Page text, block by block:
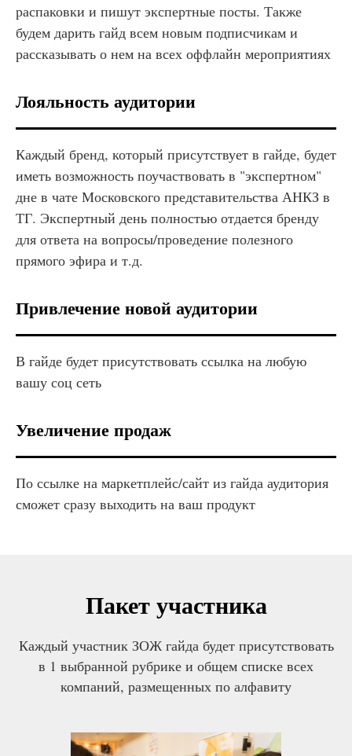
распаковки и пишут экспертные посты. Также
будем дарить гайд всем новым подписчикам и
рассказывать о нем на всех оффлайн мероприятиях
Лояльность аудитории
Каждый бренд, который присутствует в гайде, будет
иметь возможность поучаствовать в "экспертном"
дне в чате Московского представительства АНКЗ в
ТГ. Экспертный день полностью отдается бренду
для ответа на вопросы/проведение полезного
прямого эфира и т.д.
Привлечение новой аудитории
В гайде будет присутствовать ссылка на любую
вашу соц сеть
Увеличение продаж
По ссылке на маркетплейс/сайт из гайда аудитория
сможет сразу выходить на ваш продукт
Пакет участника
Каждый участник ЗОЖ гайда будет присутствовать
в 1 выбранной рубрике и общем списке всех
компаний, размещенных по алфавиту